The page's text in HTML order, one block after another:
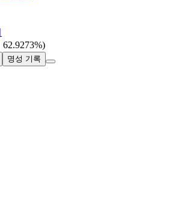
명성 기록